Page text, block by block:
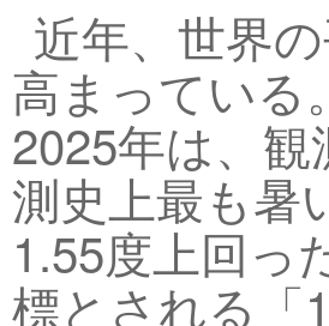
近年、世界
高まっている
2025年は、
測史上最も暑
1.55度上回っ
標とされる「